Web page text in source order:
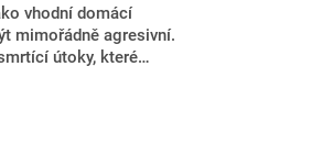
vhodní domácí
mimořádně agresivní.
útoky, které
snaží
na nejhorší